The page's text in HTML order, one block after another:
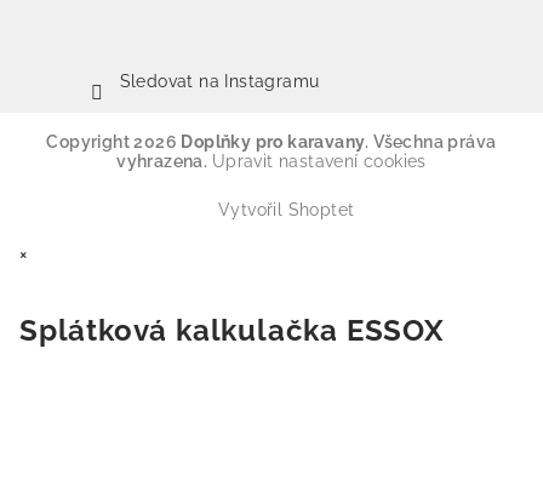
Sledovat na Instagramu
Copyright 2026 Doplňky pro karavany. Všechna práva
vyhrazena. Upravit nastavení cookies
Vytvořil Shoptet
×
Splátková kalkulačka ESSOX